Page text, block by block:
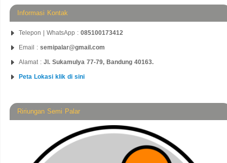
Informasi Kontak
Telepon | WhatsApp : 085100173412
Email : semipalar@gmail.com
Alamat : Jl. Sukamulya 77-79, Bandung 40163.
Peta Lokasi klik di sini
Ririungan Semi Palar